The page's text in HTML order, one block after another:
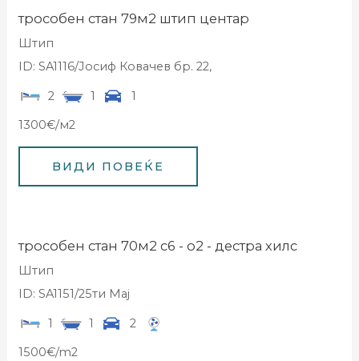
трособен стан 79м2 штип центар
Штип
ID: SA1116/Јосиф Ковачев бр. 22,
2 1 1
1300€/м2
трособен стан 70м2 с6 - о2 - дестра хилс
Штип
ID: SA1151/25ти Мај
1 1 2
1500€/m2